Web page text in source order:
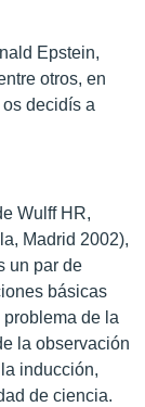
Epstein,
otros, en
decidís a
Wulff HR,
Madrid 2002),
un par de
básicas
de la
la observación
inducción,
de ciencia.